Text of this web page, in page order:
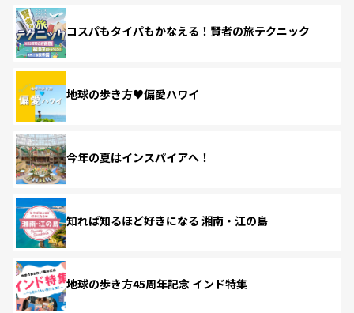
コスパもタイパもかなえる！賢者の旅テクニック
地球の歩き方♥偏愛ハワイ
今年の夏はインスパイアへ！
知れば知るほど好きになる 湘南・江の島
地球の歩き方45周年記念 インド特集